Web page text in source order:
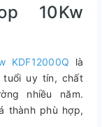
10Kw
KDF12000Q là
tuổi uy tín, chất
nhiều năm.
thành phù hợp,